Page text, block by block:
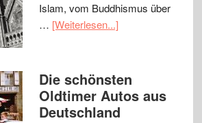
Islam, vom Buddhismus über
… [Weiterlesen...]
Die schönsten
Oldtimer Autos aus
Deutschland